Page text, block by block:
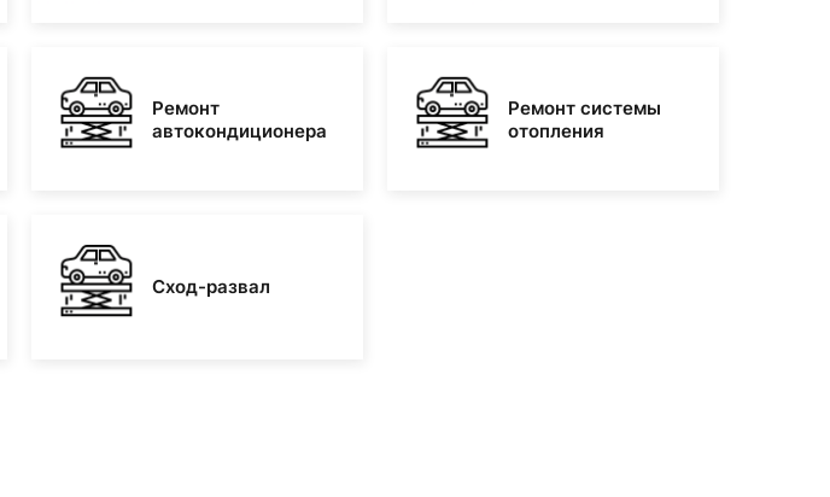
Ремонт
автокондиционера
Ремонт системы
отопления
Сход-развал